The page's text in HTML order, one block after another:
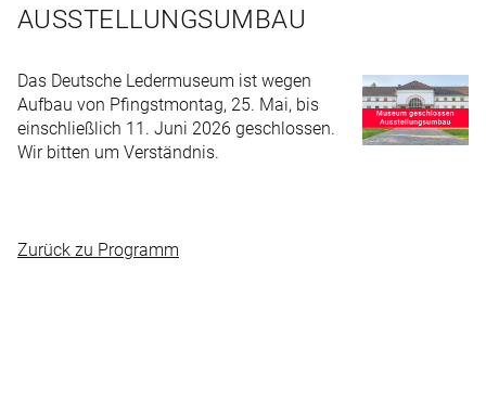
AUSSTELLUNGSUMBAU
Das Deutsche Ledermuseum ist wegen
Aufbau von Pfingstmontag, 25. Mai, bis
einschließlich 11. Juni 2026 geschlossen.
Wir bitten um Verständnis.
Zurück zu Programm